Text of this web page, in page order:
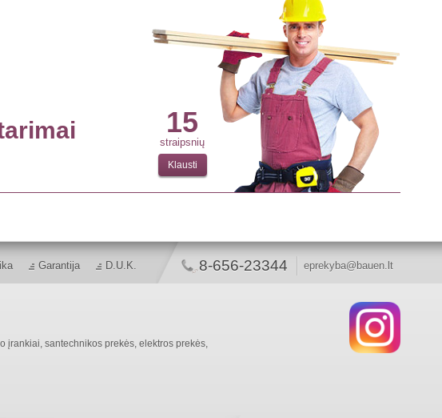
15
straipsnių
Klausti
Garantija D.U.K. 8-656-23344 eprekyba@bauen.lt
įrankiai, santechnikos prekės, elektros prekės,